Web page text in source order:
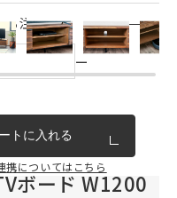
ら注文する
ー
トに入れる
携についてはこちら
ボード W1200